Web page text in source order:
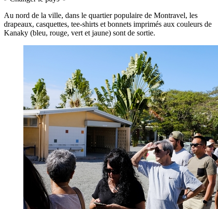
Au nord de la ville, dans le quartier populaire de Montravel, les
drapeaux, casquettes, tee-shirts et bonnets imprimés aux couleurs de
Kanaky (bleu, rouge, vert et jaune) sont de sortie.